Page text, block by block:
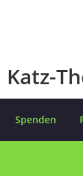
Katz-
Spenden